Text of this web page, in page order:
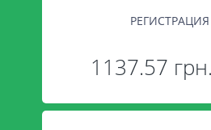
РЕГИСТРАЦИЯ
1137.57